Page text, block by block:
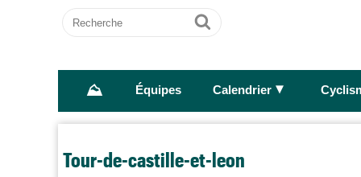
Recherche
Ok
⛰ Équipes Calendrier ►
Tour-de-castille-et-leon